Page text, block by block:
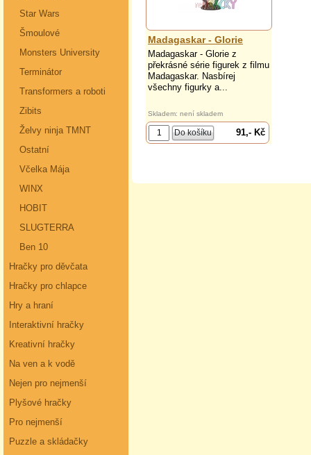
Star Wars
Šmoulové
Monsters University
Terminátor
Transformers a roboti
Zibits
Želvy ninja TMNT
Ostatní
Včelka Mája
WINX
HOBIT
SLUGTERRA
Ben 10
Hračky pro děvčata
Hračky pro chlapce
Hry a hraní
Interaktivní hračky
Kreativní hračky
Na ven a k vodě
Nejen pro nejmenší
Plyšové hračky
Pro nejmenší
Puzzle a skládačky
Madagaskar - Glorie
Madagaskar - Glorie z
překrásné série figurek z filmu
Madagaskar. Nasbírej
všechny figurky a...
Skladem: není skladem
91,- Kč